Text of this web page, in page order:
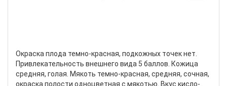
Окраска плода темно-красная, подкожных точек нет.
Привлекательность внешнего вида 5 баллов. Кожица
средняя, голая. Мякоть темно-красная, средняя, сочная,
окраска полости одноцветная с мякотью. Вкус кисло-